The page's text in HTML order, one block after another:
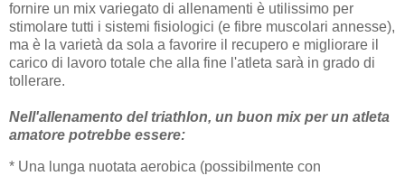
fornire un mix variegato di allenamenti è utilissimo per
stimolare tutti i sistemi fisiologici (e fibre muscolari annesse),
ma è la varietà da sola a favorire il recupero e migliorare il
carico di lavoro totale che alla fine l'atleta sarà in grado di
tollerare.
Nell'allenamento del triathlon, un buon mix per un atleta
amatore potrebbe essere:
* Una lunga nuotata aerobica (possibilmente con